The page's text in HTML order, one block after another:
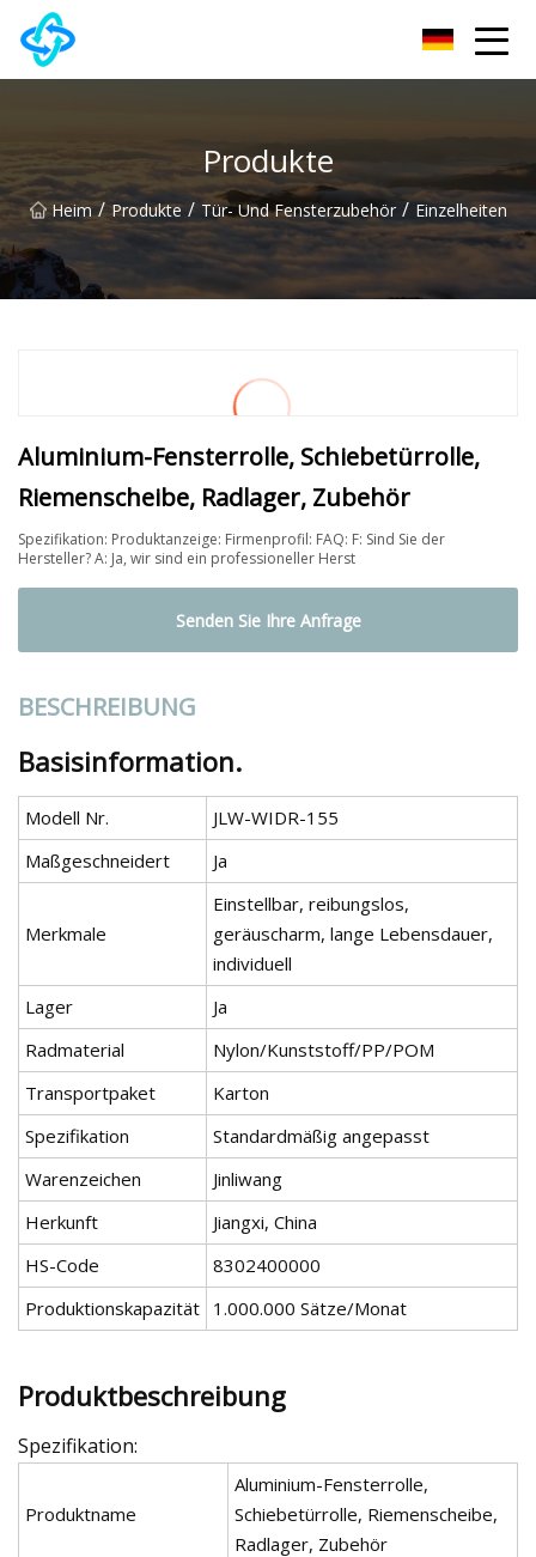
Produkte
Heim / Produkte / Tür- Und Fensterzubehör / Einzelheiten
Aluminium-Fensterrolle, Schiebetürrolle,
Riemenscheibe, Radlager, Zubehör
Spezifikation: Produktanzeige: Firmenprofil: FAQ: F: Sind Sie der
Hersteller? A: Ja, wir sind ein professioneller Herst
Senden Sie Ihre Anfrage
BESCHREIBUNG
Basisinformation.
Modell Nr.
JLW-WIDR-155
Maßgeschneidert
Ja
Merkmale
Einstellbar, reibungslos,
geräuscharm, lange Lebensdauer,
individuell
Lager
Ja
Radmaterial
Nylon/Kunststoff/PP/POM
Transportpaket
Karton
Spezifikation
Standardmäßig angepasst
Warenzeichen
Jinliwang
Herkunft
Jiangxi, China
HS-Code
8302400000
Produktionskapazität 1.000.000 Sätze/Monat
Produktbeschreibung
Spezifikation:
Produktname
Aluminium-Fensterrolle,
Schiebetürrolle, Riemenscheibe,
Radlager, Zubehör